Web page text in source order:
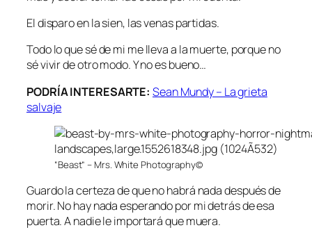
El disparo en la sien, las venas partidas.
Todo lo que sé de mi me lleva a la muerte, porque no
sé vivir de otro modo. Y no es bueno…
PODRÍA INTERESARTE: Sean Mundy – La grieta
salvaje
“Beast” – Mrs. White Photography©
Guardo la certeza de que no habrá nada después de
morir. No hay nada esperando por mi detrás de esa
puerta. A nadie le importará que muera.